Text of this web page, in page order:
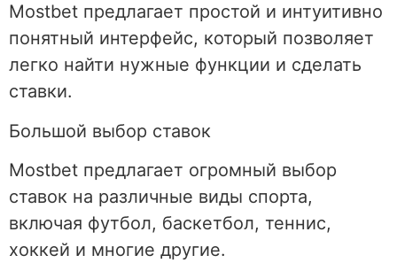
Mostbet предлагает простой и интуитивно
понятный интерфейс, который позволяет
легко найти нужные функции и сделать
ставки.
Большой выбор ставок
Mostbet предлагает огромный выбор
ставок на различные виды спорта,
включая футбол, баскетбол, теннис,
хоккей и многие другие.